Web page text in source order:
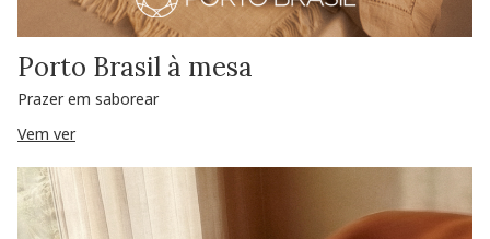
Porto Brasil à mesa
Prazer em saborear
Vem ver